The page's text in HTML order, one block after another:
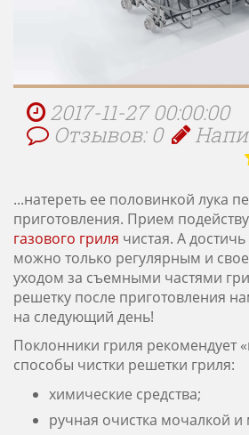
2017-11-27 00:00:00
Отзывов: 0
...натереть ее половинкой лука
приготовления. Прием
газового гриля чистая. А
можно только регулярным и
уходом за съемными частями
решетку после приготовления
на следующий день!
Поклонники гриля рекомендует
способы чистки решетки гриля:
химические средства;
ручная очистка мочалкой